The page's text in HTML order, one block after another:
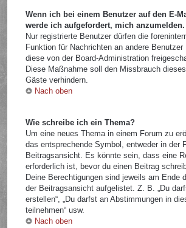
Wenn ich bei einem Benutzer auf den E-
werde ich aufgefordert, mich anzumelden.
Nur registrierte Benutzer dürfen die
Funktion für Nachrichten an andere
diese von der Board-Administration
Diese Maßnahme soll den Missbrauch
Gäste verhindern.
Nach oben
Wie schreibe ich ein Thema?
Um eine neues Thema in einem Forum zu
das entsprechende Symbol, entweder in der
Beitragsansicht. Es könnte sein, dass eine
erforderlich ist, bevor du einen Beitrag
Deine Berechtigungen sind jeweils am Ende
der Beitragsansicht aufgelistet. Z. B. „Du
erstellen“, „Du darfst an Abstimmungen in
teilnehmen“ usw.
Nach oben